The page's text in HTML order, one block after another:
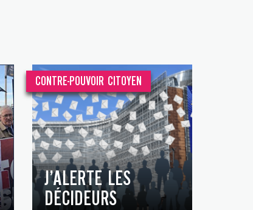
CONTRE-POUVOIR CITOYEN
J’ALERTE LES
DÉCIDEURS